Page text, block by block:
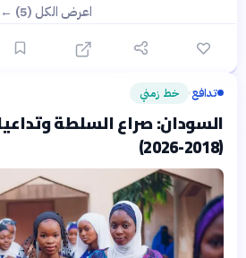
اعرض الكل (5) ←
تدافع› خط زمني
السودان: صراع السلطة
(2018-2026)